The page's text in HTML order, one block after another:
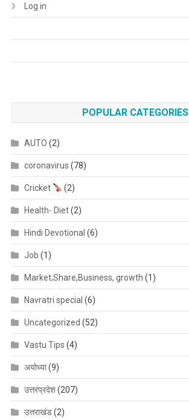
Log in
POPULAR CATEGORIES
AUTO (2)
coronavirus (78)
Cricket (2)
Health- Diet(2)
Hindi Devotional (6)
Job (1)
Market;Share,Business, growth (1)
Navratri special (6)
Uncategorized (52)
Vastu Tips (4)
अयोध्या(9)
उत्तरप्रदेश(207)
उत्तराखंड(2)